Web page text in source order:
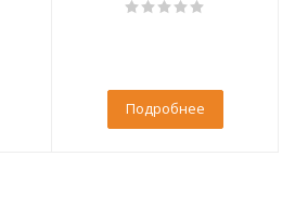
Подробнее